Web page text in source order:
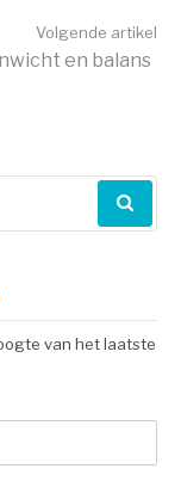
Volgende artikel
en balans
van het laatste